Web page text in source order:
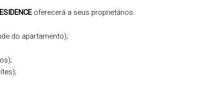
o projeto e reservar sua unidade.
de Imóveis da Comarca de Biguaçu/SC.
oferecerá a seus proprietários:
do apartamento);